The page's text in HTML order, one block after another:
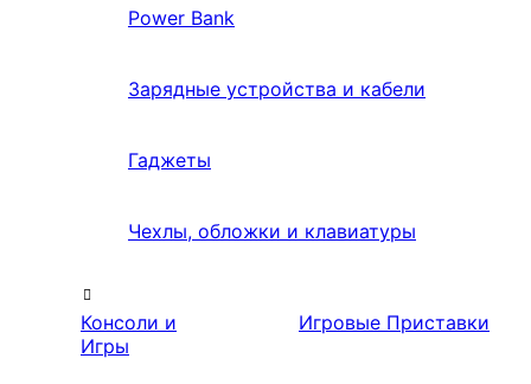
Power Bank
Зарядные устройства и кабели
Гаджеты
Чехлы, обложки и клавиатуры
Консоли и
Игры
Игровые Приставки